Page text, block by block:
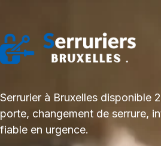
Serrurier à Bruxelles disponible
porte, changement de serrure,
fiable en urgence.